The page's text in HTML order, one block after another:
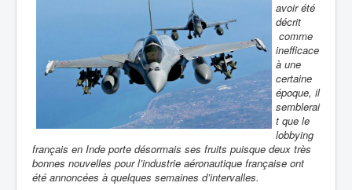
avoir été
décrit
comme
inefficace
à une
certaine
époque, il
semblerai
t que le
lobbying
français en Inde porte désormais ses fruits puisque deux très
bonnes nouvelles pour l’industrie aéronautique française ont
été annoncées à quelques semaines d’intervalles.